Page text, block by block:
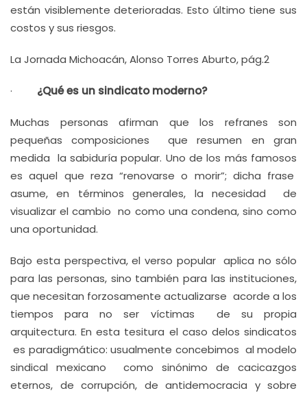
están visiblemente deterioradas. Esto último tiene sus
costos y sus riesgos.
La Jornada Michoacán, Alonso Torres Aburto, pág.2
· ¿Qué es un sindicato moderno?
Muchas personas afirman que los refranes son
pequeñas composiciones que resumen en gran
medida la sabiduría popular. Uno de los más famosos
es aquel que reza “renovarse o morir”; dicha frase
asume, en términos generales, la necesidad de
visualizar el cambio no como una condena, sino como
una oportunidad.
Bajo esta perspectiva, el verso popular aplica no sólo
para las personas, sino también para las instituciones,
que necesitan forzosamente actualizarse acorde a los
tiempos para no ser víctimas de su propia
arquitectura. En esta tesitura el caso delos sindicatos
es paradigmático: usualmente concebimos al modelo
sindical mexicano como sinónimo de cacicazgos
eternos, de corrupción, de antidemocracia y sobre